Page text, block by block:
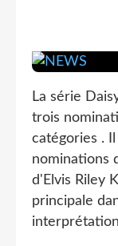
La série
trois
catégories .
nominations
d'Elvis Riley
principale